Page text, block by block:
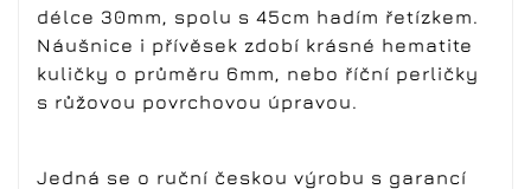
délce 30mm, spolu s 45cm hadím řetízkem.
Náušnice i přívěsek zdobí krásné hematite
kuličky o průměru 6mm, nebo říční perličky
s růžovou povrchovou úpravou.
Jedná se o ruční českou výrobu s garancí